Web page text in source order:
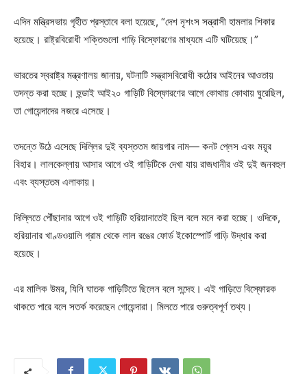
এদিন মন্ত্রিসভায় গৃহীত প্রস্তাবে বলা হয়েছে, “দেশ নৃশংস সন্ত্রাসী হামলার শিকার
হয়েছে। রাষ্ট্রবিরোধী শক্তিগুলো গাড়ি বিস্ফোরণের মাধ্যমে এটি ঘটিয়েছে।”
ভারতের স্বরাষ্ট্র মন্ত্রণালয় জানায়, ঘটনাটি সন্ত্রাসবিরোধী কঠোর আইনের আওতায়
তদন্ত করা হচ্ছে। হুন্ডাই আই২০ গাড়িটি বিস্ফোরণের আগে কোথায় কোথায় ঘুরেছিল,
তা গোয়েন্দাদের নজরে এসেছে।
তদন্তে উঠে এসেছে দিল্লির দুই ব্যস্ততম জায়গার নাম— কনট প্লেস এবং ময়ূর
বিহার। লালকেল্লায় আসার আগে ওই গাড়িটিকে দেখা যায় রাজধানীর ওই দুই জনবহুল
এবং ব্যস্ততম এলাকায়।
দিল্লিতে পৌঁছানার আগে ওই গাড়িটি হরিয়ানাতেই ছিল বলে মনে করা হচ্ছে। ওদিকে,
হরিয়ানার খাণ্ডওয়ালি গ্রাম থেকে লাল রঙের ফোর্ড ইকোস্পোর্ট গাড়ি উদ্ধার করা
হয়েছে।
এর মালিক উমর, যিনি ঘাতক গাড়িটিতে ছিলেন বলে সন্দেহ। এই গাড়িতে বিস্ফোরক
থাকতে পারে বলে সতর্ক করেছেন গোয়েন্দারা। মিলতে পারে গুরুত্বপূর্ণ তথ্য।